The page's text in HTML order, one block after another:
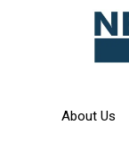
About Us